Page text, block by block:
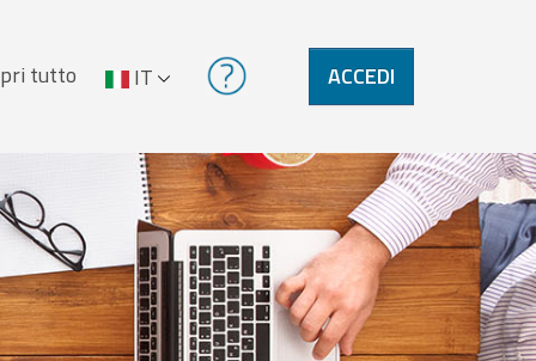
tutto IT ACCEDI